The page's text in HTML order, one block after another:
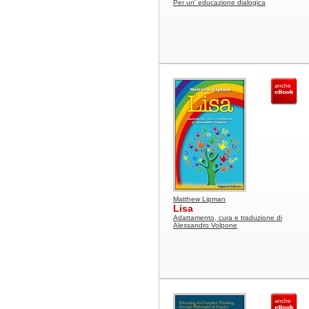
Per un' educazione dialogica
Matthew Lipman
Lisa
Adattamento, cura e traduzione di
Alessandro Volpone